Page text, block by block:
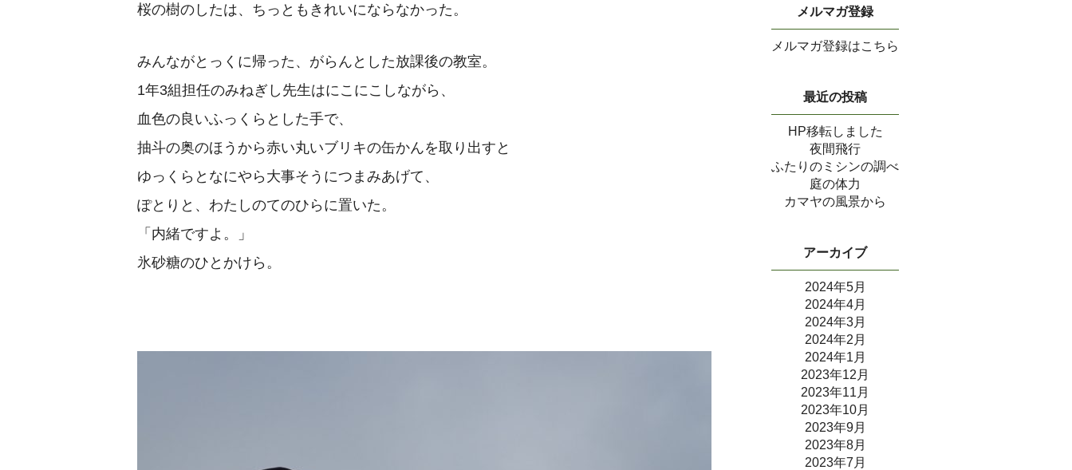
桜の樹のしたは、ちっともきれいにならなかった。
みんながとっくに帰った、がらんとした放課後の教室。
1年3組担任のみねぎし先生はにこにこしながら、
血色の良いふっくらとした手で、
抽斗の奥のほうから赤い丸いブリキの缶かんを取り出すと
ゆっくらとなにやら大事そうにつまみあげて、
ぽとりと、わたしのてのひらに置いた。
「内緒ですよ。」
氷砂糖のひとかけら。
メルマガ登録
メルマガ登録はこちら
最近の投稿
HP移転しました
夜間飛行
ふたりのミシンの調べ
庭の体力
カマヤの風景から
アーカイブ
2024年5月
2024年4月
2024年3月
2024年2月
2024年1月
2023年12月
2023年11月
2023年10月
2023年9月
2023年8月
2023年7月